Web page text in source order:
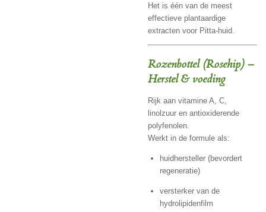
Het is één van de meest
effectieve plantaardige
extracten voor Pitta-huid.
Rozenbottel (Rosehip) –
Herstel & voeding
Rijk aan vitamine A, C,
linolzuur en antioxiderende
polyfenolen.
Werkt in de formule als:
huidhersteller (bevordert
regeneratie)
versterker van de
hydrolipidenfilm